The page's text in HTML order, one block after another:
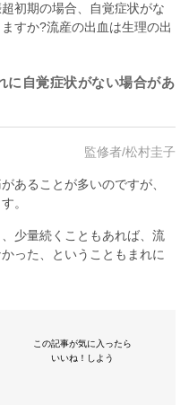
初期の場合、自覚症状がな
すか?流産の出血は生理の出
に自覚症状がない場合があ
監修者/松村圭子
あることが多いのですが、
。
少量続くこともあれば、流
った、ということもまれに
この記事が気に入ったら
いいね！しよう